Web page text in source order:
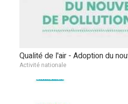
Qualité de l'air - Adoption du
Activité nationale